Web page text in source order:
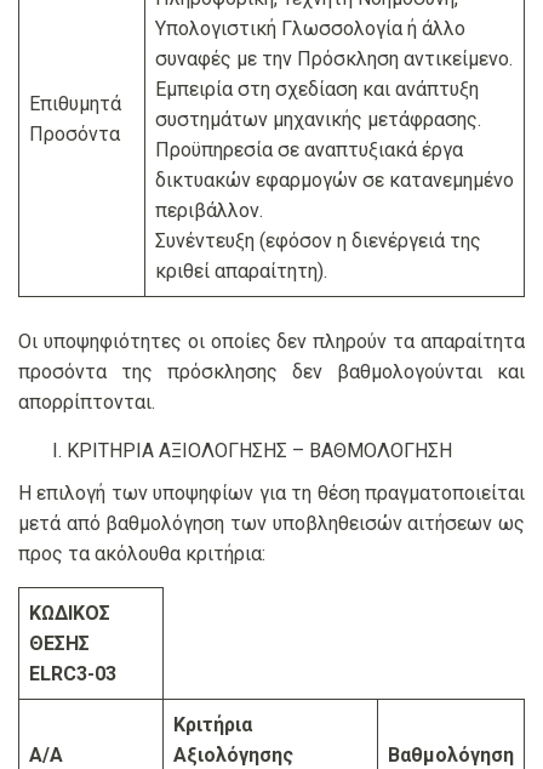
Επιθυμητά
Προσόντα
Υπολογιστική Γλωσσολογία ή άλλο
συναφές με την Πρόσκληση αντικείμενο.
Εμπειρία στη σχεδίαση και ανάπτυξη
συστημάτων μηχανικής μετάφρασης.
Προϋπηρεσία σε αναπτυξιακά έργα
δικτυακών εφαρμογών σε κατανεμημένο
περιβάλλον.
Συνέντευξη (εφόσον η διενέργειά της
κριθεί απαραίτητη).
Οι υποψηφιότητες οι οποίες δεν πληρούν τα απαραίτητα
προσόντα της πρόσκλησης δεν βαθμολογούνται και
απορρίπτονται.
ΚΡΙΤΗΡΙΑ ΑΞΙΟΛΟΓΗΣΗΣ – ΒΑΘΜΟΛΟΓΗΣΗ
Η επιλογή των υποψηφίων για τη θέση πραγματοποιείται
μετά από βαθμολόγηση των υποβληθεισών αιτήσεων ως
προς τα ακόλουθα κριτήρια:
ΚΩΔΙΚΟΣ
ΘΕΣΗΣ
ELRC3-03
Α/Α
Κριτήρια
Αξιολόγησης
Βαθμολόγηση